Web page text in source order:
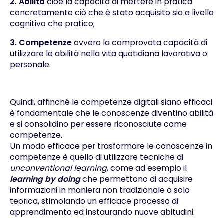
concretamente ciò che è stato acquisito sia a livello
cognitivo che pratico;
3. Competenzeovvero la comprovata capacità di
utilizzare le abilità nella vita quotidiana lavorativa o
personale.
Quindi, affinché le competenze digitali siano efficaci
è fondamentale che le conoscenze diventino abilità
e si consolidino per essere riconosciute come
competenze.
Un modo efficace per trasformare le conoscenze in
competenze è quello di utilizzare tecniche di
unconventional learning, come ad esempio il
learning by doingche permettono di acquisire
informazioni in maniera non tradizionale o solo
teorica, stimolando un efficace processo di
apprendimento ed instaurando nuove abitudini.